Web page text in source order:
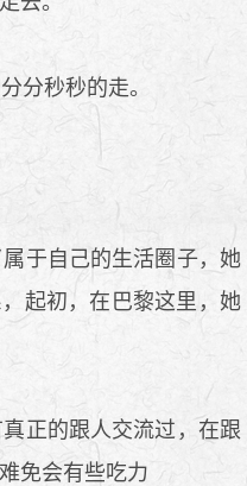
分秒秒的走。
于自己的生活圈子，她
起初，在巴黎这里，她
正的跟人交流过，在跟
免会有些吃力